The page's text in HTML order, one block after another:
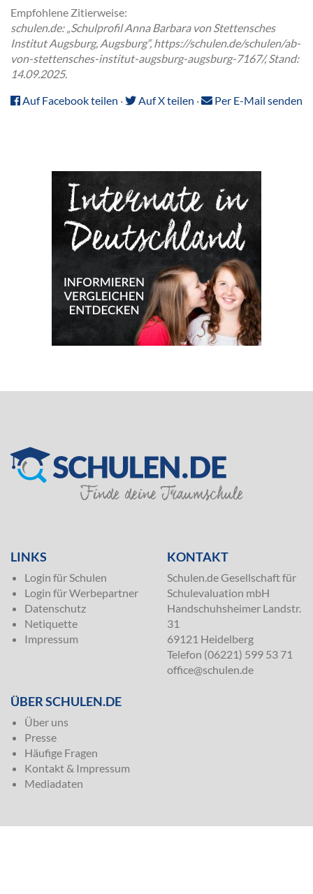
Empfohlene Zitierweise:
schulen.de: „Schulprofil Anna Barbara von Stettensches
Institut Augsburg, Augsburg“, https://schulen.de/schulen/ab-
von-stettensches-institut-augsburg-augsburg-7167/, Stand:
14.09.2025.
Auf Facebook teilen · Auf X teilen · Per E-Mail senden
LINKS
Login für Schulen
Login für Werbepartner
Datenschutz
Netiquette
Impressum
KONTAKT
Schulen.de Gesellschaft für
Schulevaluation mbH
Handschuhsheimer Landstr.
31
69121 Heidelberg
Telefon (06221) 599 53 71
office@schulen.de
ÜBER SCHULEN.DE
Über uns
Presse
Häufige Fragen
Kontakt & Impressum
Mediadaten